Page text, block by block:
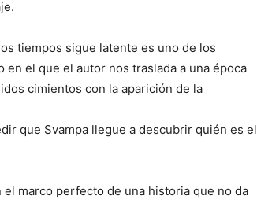
tiempos sigue latente es uno de los
el que el autor nos traslada a una época
cimientos con la aparición de la
que Svampa llegue a descubrir quién es el
marco perfecto de una historia que no da